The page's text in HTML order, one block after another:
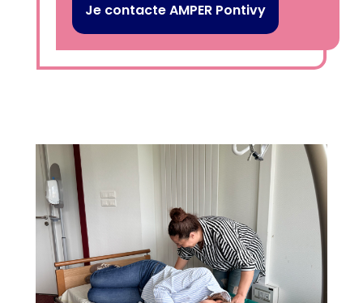
Je contacte AMPER Pontivy